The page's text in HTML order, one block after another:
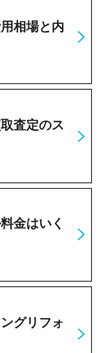
相場と内
査定のス
金はいく
グリフォ